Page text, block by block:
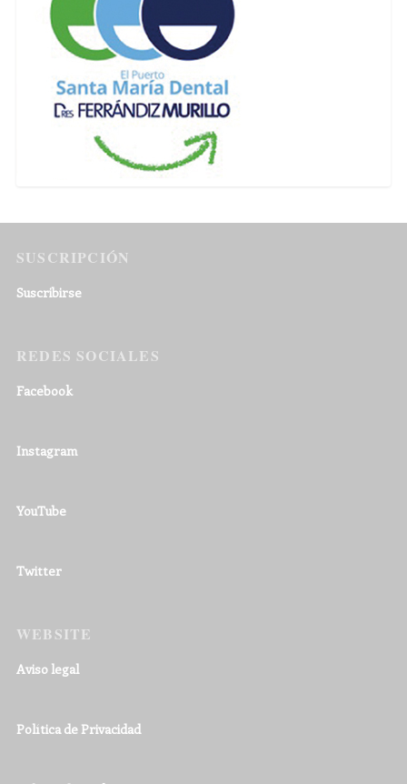
SUSCRIPCIÓN
Suscribirse
REDES SOCIALES
Facebook
Instagram
YouTube
Twitter
WEBSITE
Aviso legal
Política de Privacidad